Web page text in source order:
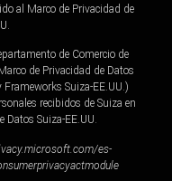
al Marco de Privacidad de
de Comercio de
de Privacidad de Datos
Suiza-EE.UU.)
recibidos de Suiza en
Datos Suiza-EE.UU.
es-